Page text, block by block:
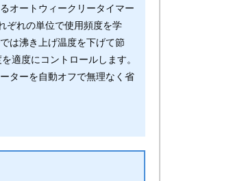
オートウィークリータイマー
ぞれの単位で使用頻度を学
は沸き上げ温度を下げて節
適度にコントロールします。
ターを自動オフで無理なく省